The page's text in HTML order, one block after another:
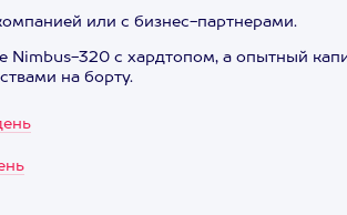
или с бизнес-партнерами.
Nimbus-320 с хардтопом, а опытный
на борту.